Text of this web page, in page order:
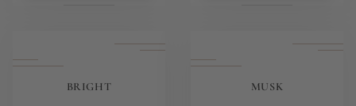
BRIGHT MUSK